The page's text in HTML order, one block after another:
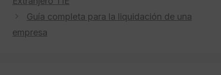
Guía completa para la liquidación de una
empresa